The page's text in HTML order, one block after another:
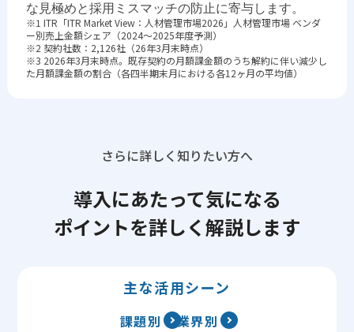
な見極めと採用ミスマッチの防止に寄与します。
※1 ITR「ITR Market View：人材管理市場2026」人材管理市場 ベンダ
ー別売上金額シェア（2024～2025年度予測）
※2 契約社数：2,126社（26年3月末時点）
※3 2026年3月末時点。既存契約の月額課金額のうち解約に伴い減少し
た月額課金額の割合（各四半期末月における各12ヶ月の平均値）
さらに詳しく知りたい方へ
導入にあたって気になる
ポイントを詳しく解説します
主な活用シーン
課題別 業界別